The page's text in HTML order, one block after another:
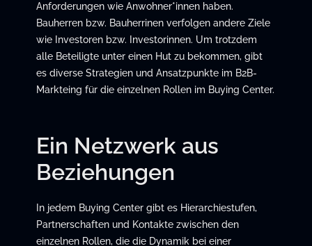
Anforderungen wie Anwohner*innen haben.
Bauherren bzw. Bauherrinen verfolgen andere Ziele
wie Investoren bzw. Investorinnen. Um trotzdem
alle Beteiligte unter einen Hut zu bekommen, gibt
es diverse Strategien und Ansatzpunkte im B2B-
Markteing für die einzelnen Rollen im Buying Center.
Ein Netzwerk aus
Beziehungen
In jedem Buying Center gibt es Hierarchiestufen,
Partnerschaften und Kontakte zwischen den
einzelnen Rollen, die die Dynamik bei einer